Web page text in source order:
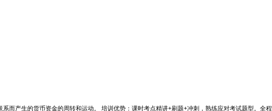
而产生的货币资金的周转和运动。 培训优势：课时考点精讲+刷题+冲刺，熟练应对考试题型。全程